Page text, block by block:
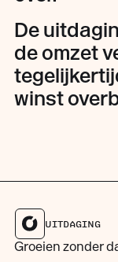
De
de omzet
winst
UITDAGING
Groeien zonder